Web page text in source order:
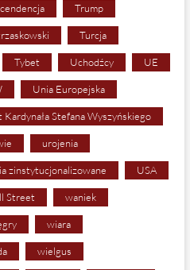
Trump
Turcja
Tybet Uchodźcy UE
Unia Europejska
Stefana Wyszyńskiego
urojenia
zinstytucjonalizowane USA
Street waniek
wiara
wielgus